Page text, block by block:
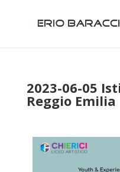
2023-06-05
Reggio Emilia